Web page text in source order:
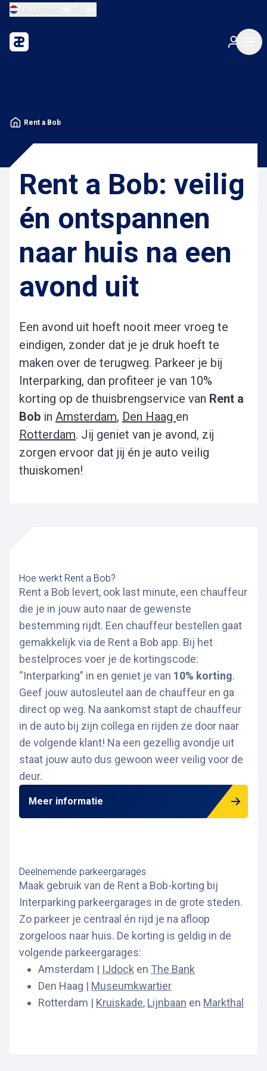
Nederland NL
Rent a Bob
Rent a Bob: veilig
én ontspannen
naar huis na een
avond uit
Een avond uit hoeft nooit meer vroeg te
eindigen, zonder dat je je druk hoeft te
maken over de terugweg. Parkeer je bij
Interparking, dan profiteer je van 10%
korting op de thuisbrengservice van Rent a
Bob in Amsterdam, Den Haag en
Rotterdam. Jij geniet van je avond, zij
zorgen ervoor dat jij én je auto veilig
thuiskomen!
Hoe werkt Rent a Bob?
Rent a Bob levert, ook last minute, een chauffeur
die je in jouw auto naar de gewenste
bestemming rijdt. Een chauffeur bestellen gaat
gemakkelijk via de Rent a Bob app. Bij het
bestelproces voer je de kortingscode:
“Interparking” in en geniet je van 10% korting.
Geef jouw autosleutel aan de chauffeur en ga
direct op weg. Na aankomst stapt de chauffeur
in de auto bij zijn collega en rijden ze door naar
de volgende klant! Na een gezellig avondje uit
staat jouw auto dus gewoon weer veilig voor de
deur.
Meer informatie
Deelnemende parkeergarages
Maak gebruik van de Rent a Bob-korting bij
Interparking parkeergarages in de grote steden.
Zo parkeer je centraal én rijd je na afloop
zorgeloos naar huis. De korting is geldig in de
volgende parkeergarages:
Amsterdam | IJdock en The Bank
Den Haag | Museumkwartier
Rotterdam | Kruiskade, Lijnbaan en Markthal